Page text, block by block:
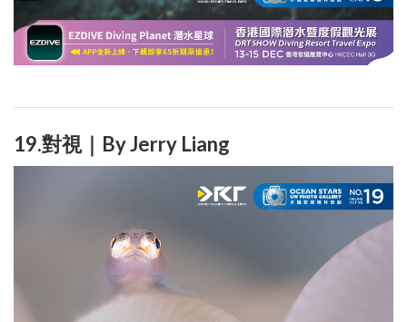
19.對視｜By Jerry Liang